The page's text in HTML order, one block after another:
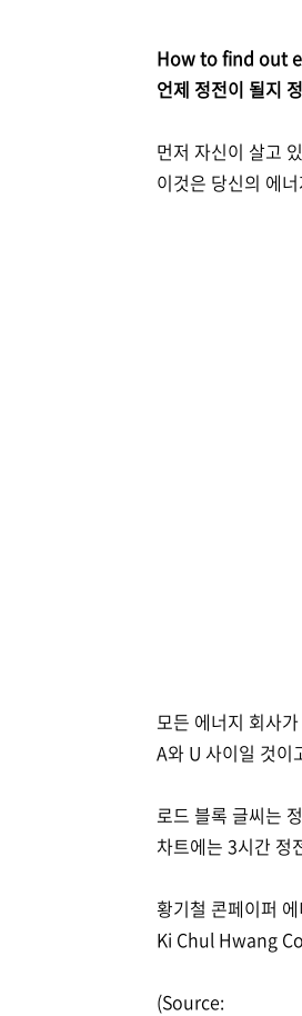
How to find out
언제 정전이 될지
먼저 자신이 살고
이것은 당신의 에
모든 에너지 회사
A와 U 사이일 것이
로드 블록 글씨는
차트에는 3시간 정
황기철 콘페이퍼
Ki Chul Hwang
(Source: